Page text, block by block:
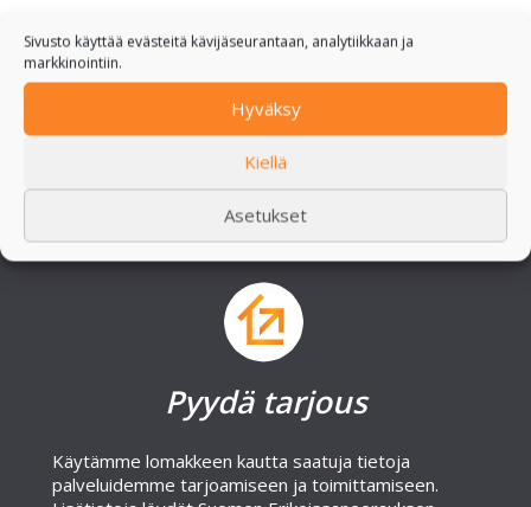
Sivusto käyttää evästeitä kävijäseurantaan, analytiikkaan ja
markkinointiin.
Hyväksy
Kiellä
Asetukset
Pyydä tarjous
Käytämme lomakkeen kautta saatuja tietoja
palveluidemme tarjoamiseen ja toimittamiseen.